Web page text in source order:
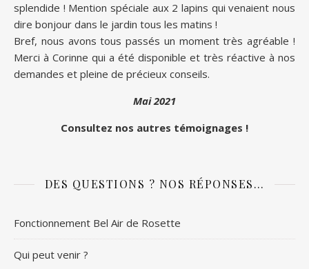
splendide ! Mention spéciale aux 2 lapins qui venaient nous
dire bonjour dans le jardin tous les matins !
Bref, nous avons tous passés un moment très agréable !
Merci à Corinne qui a été disponible et très réactive à nos
demandes et pleine de précieux conseils.
Mai 2021
Consultez nos autres témoignages !
DES QUESTIONS ? NOS RÉPONSES…
Fonctionnement Bel Air de Rosette
Qui peut venir ?